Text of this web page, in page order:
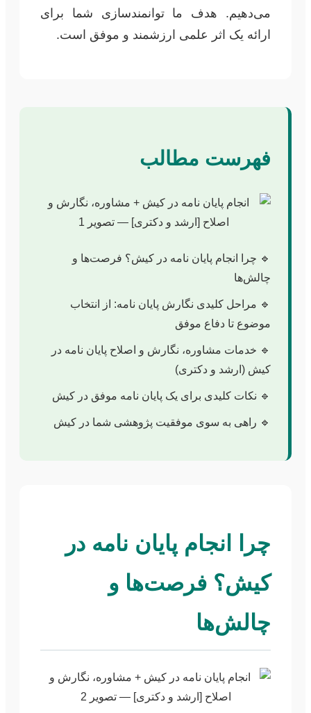
می‌دهیم. هدف ما توانمندسازی شما برای
ارائه یک اثر علمی ارزشمند و موفق است.
فهرست مطالب
🔹 چرا انجام پایان نامه در کیش؟ فرصت‌ها و
چالش‌ها
🔹 مراحل کلیدی نگارش پایان نامه: از انتخاب
موضوع تا دفاع موفق
🔹 خدمات مشاوره، نگارش و اصلاح پایان نامه در
کیش (ارشد و دکتری)
🔹 نکات کلیدی برای یک پایان نامه موفق در کیش
🔹 راهی به سوی موفقیت پژوهشی شما در کیش
چرا انجام پایان نامه در
کیش؟ فرصت‌ها و
چالش‌ها